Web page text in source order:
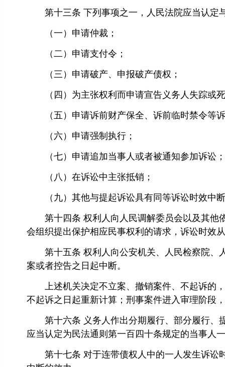
第十三条 下列事项之一，人民法院应当认定
（一）申请仲裁；
（二）申请支付令；
（三）申请破产、申报破产债权；
（四）为主张权利而申请宣告义务人失踪或
（五）申请诉前财产保全、诉前临时禁令等
（六）申请强制执行；
（七）申请追加当事人或者被通知参加诉讼；
（八）在诉讼中主张抵销；
（九）其他与提起诉讼具有同等诉讼时效中
第十四条 权利人向人民调解委员会以及其他
会组织提出保护相应民事权利的请求，诉讼时效
第十五条 权利人向公安机关、人民检察院、
案或者控告之日起中断。
上述机关决定不立案、撤销案件、不起诉的，
不起诉之日起重新计算；刑事案件进入审理阶段
第十六条 义务人作出分期履行、部分履行、
应当认定为民法通则第一百四十条规定的当事人
第十七条 对于连带债权人中的一人发生诉讼